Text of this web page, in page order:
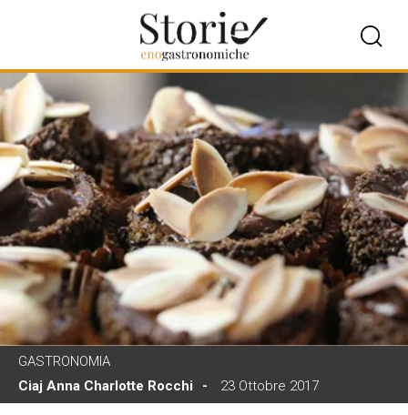
GASTRONOMIA
Ciaj Anna Charlotte Rocchi
23 Ottobre 2017